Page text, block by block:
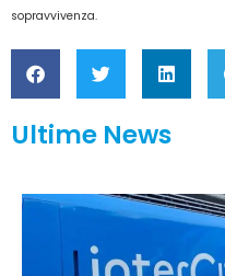
sopravvivenza.
Ultime News